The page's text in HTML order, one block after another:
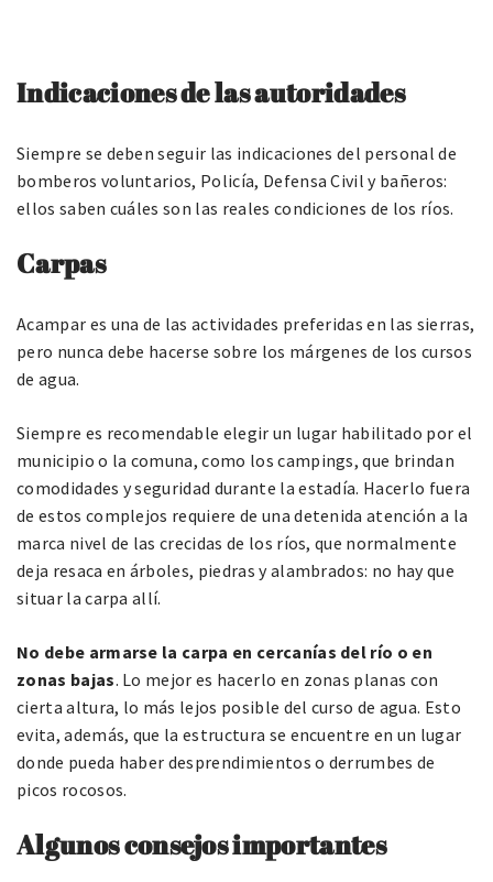
Indicaciones de las autoridades
Siempre se deben seguir las indicaciones del personal de
bomberos voluntarios, Policía, Defensa Civil y bañeros:
ellos saben cuáles son las reales condiciones de los ríos.
Carpas
Acampar es una de las actividades preferidas en las sierras,
pero nunca debe hacerse sobre los márgenes de los cursos
de agua.
Siempre es recomendable elegir un lugar habilitado por el
municipio o la comuna, como los campings, que brindan
comodidades y seguridad durante la estadía. Hacerlo fuera
de estos complejos requiere de una detenida atención a la
marca nivel de las crecidas de los ríos, que normalmente
deja resaca en árboles, piedras y alambrados: no hay que
situar la carpa allí.
No debe armarse la carpa en cercanías del río o en
zonas bajas. Lo mejor es hacerlo en zonas planas con
cierta altura, lo más lejos posible del curso de agua. Esto
evita, además, que la estructura se encuentre en un lugar
donde pueda haber desprendimientos o derrumbes de
picos rocosos.
Algunos consejos importantes